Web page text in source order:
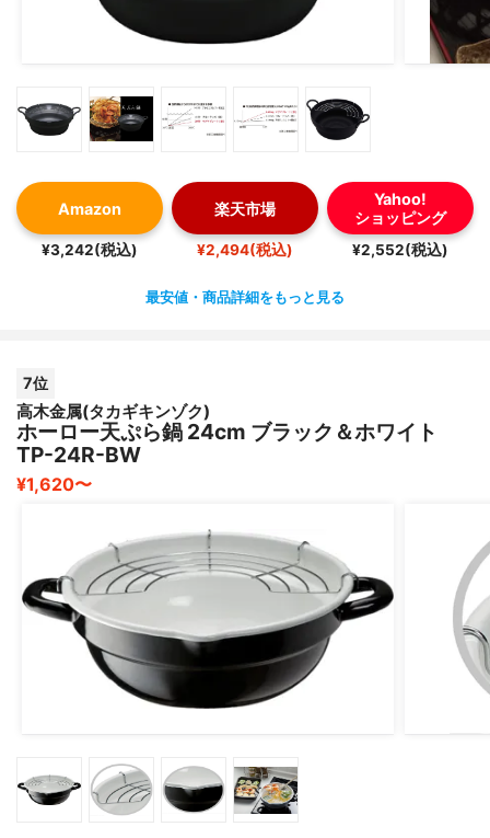
Amazon
¥3,242(税込)
楽天市場
¥2,494(税込)
Yahoo!
ショッピング
¥2,552(税込)
最安値・商品詳細をもっと見る
7位
高木金属(タカギキンゾク)
ホーロー天ぷら鍋 24cm ブラック＆ホワイト
TP-24R-BW
¥1,620〜